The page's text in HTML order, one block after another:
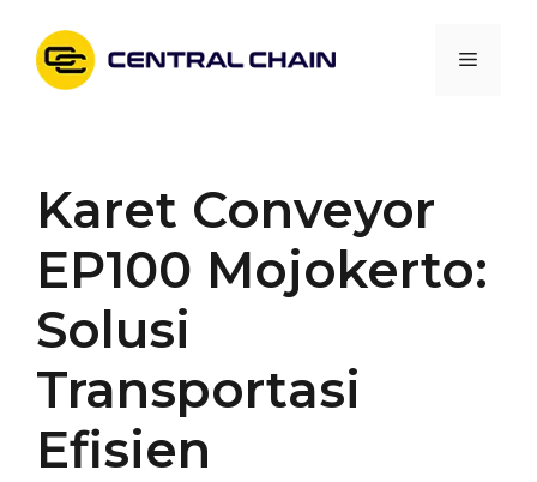
content
Menu
Karet Conveyor
EP100 Mojokerto:
Solusi
Transportasi
Efisien